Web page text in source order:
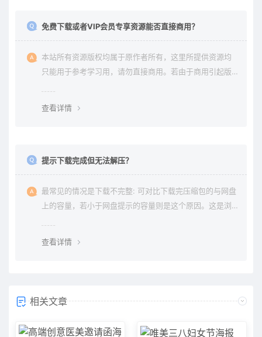
免费下载或者VIP会员专享资源能否直接商用？
本站所有资源版权均属于原作者所有，这里所提供资源均
只能用于参考学习用，请勿直接商用。若由于商用引起版
查看详情
提示下载完成但无法解压？
最常见的情况是下载不完整: 可对比下载完压缩包的与网盘
上的容量，若小于网盘提示的容量则是这个原因。这是浏
查看详情
相关文章